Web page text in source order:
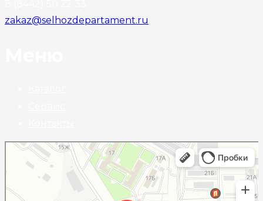
zakaz@selhozdepartament.ru
Волгоград
Краснополянская улица, 72Л на карте Волгограда — Яндекс Карты